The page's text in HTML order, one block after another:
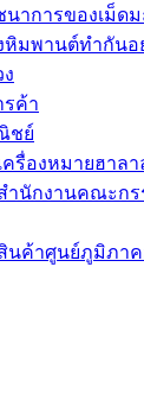
าการของเม็ด
หิมพานต์ทำกันอ
รค้า
ชย์
รื่องหมายฮาลา
ำนักงานคณะกร
นค้าศูนย์ภูมิภาค